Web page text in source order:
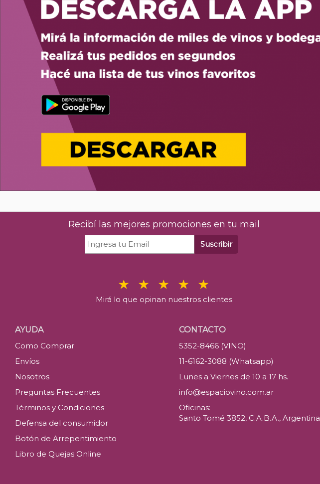
Recibí las mejores promociones en tu mail
Suscribir
Mirá lo que opinan nuestros clientes
AYUDA
Como Comprar
Envíos
Nosotros
Preguntas Frecuentes
Términos y Condiciones
Defensa del consumidor
Botón de Arrepentimiento
Libro de Quejas Online
CONTACTO
5352-8466 (VINO)
11-6162-3088 (Whatsapp)
Lunes a Viernes de 10 a 17 hs.
info@espaciovino.com.ar
Oficinas:
Santo Tomé 3852, C.A.B.A., Argentina